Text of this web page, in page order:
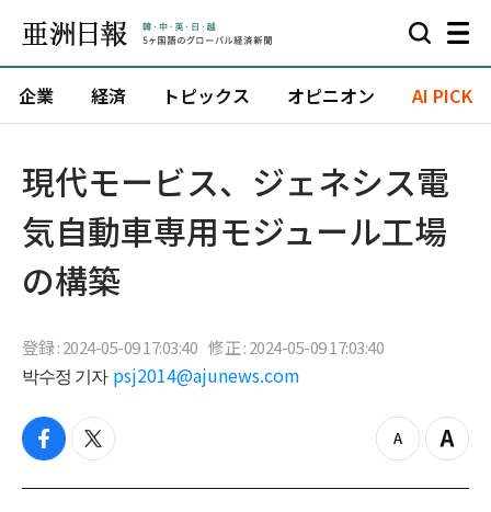
企業 経済 トピックス オピニオン AI PICK
現代モービス、ジェネシス電
気自動車専用モジュール工場
の構築
登録 : 2024-05-09 17:03:40 修正 : 2024-05-09 17:03:40
박수정 기자 psj2014@ajunews.com
f
c
t
i
z
o
Z
o